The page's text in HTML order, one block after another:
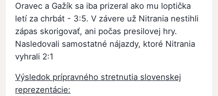
Oravec a Gažík sa iba prizeral ako mu loptička
letí za chrbát - 3:5. V závere už Nitrania nestihli
zápas skorigovať, ani počas presilovej hry.
Nasledovali samostatné nájazdy, ktoré Nitrania
vyhrali 2:1
Výsledok prípravného stretnutia slovenskej
reprezentácie: